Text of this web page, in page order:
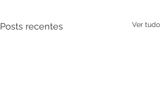
Posts recentes Ver tudo